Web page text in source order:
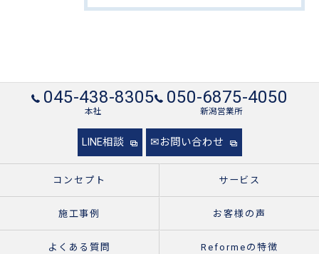
045-438-8305
本社
050-6875-4050
新潟営業所
LINE相談 ✉お問い合わせ
コンセプト サービス
施工事例 お客様の声
よくある質問 Reformeの特徴